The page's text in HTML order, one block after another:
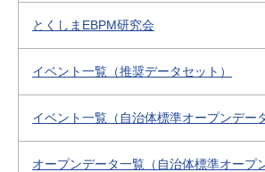
とくしまEBPM研究会
イベント一覧（推奨データセット）
イベント一覧（自治体標準オープンデー
オープンデータ一覧（自治体標準オープ